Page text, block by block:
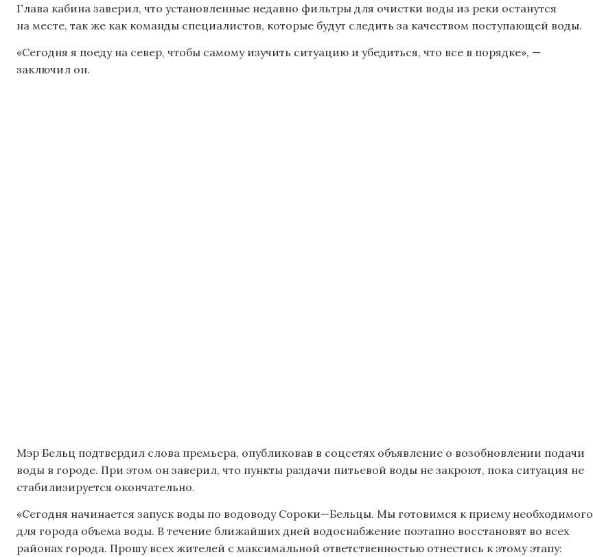
Глава кабина заверил, что установленные недавно фильтры для очистки воды из реки останутся
на месте, так же как команды специалистов, которые будут следить за качеством поступающей воды.
«Сегодня я поеду на север, чтобы самому изучить ситуацию и убедиться, что все в порядке», —
заключил он.
Мэр Бельц подтвердил слова премьера, опубликовав в соцсетях объявление о возобновлении подачи
воды в городе. При этом он заверил, что пункты раздачи питьевой воды не закроют, пока ситуация не
стабилизируется окончательно.
«Сегодня начинается запуск воды по водоводу Сороки—Бельцы. Мы готовимся к приему необходимого
для города объема воды. В течение ближайших дней водоснабжение поэтапно восстановят во всех
районах города. Прошу всех жителей с максимальной ответственностью отнестись к этому этапу: